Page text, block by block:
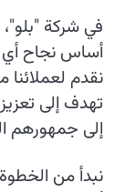
في شركة
أساس نجاح
نقدم
تهدف إلى
إلى جمهورهم
نبدأ من